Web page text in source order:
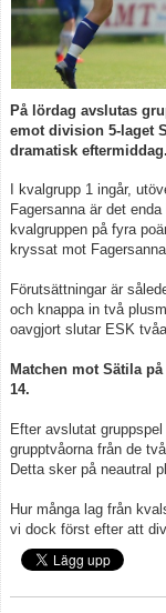
Kontakt
På lördag avslutas
emot division 5-laget
dramatisk eftermiddag.
I kvalgrupp 1 ingår,
Fagersanna är det
kvalgruppen på fyra
kryssat mot
Förutsättningar är
och knappa in två
oavgjort slutar ESK
Matchen mot Sätila
14.
Efter avslutat
grupptvåorna från de
Detta sker på neautral
Hur många lag från
vi dock först efter att